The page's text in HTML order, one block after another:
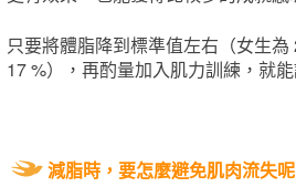
只要將體脂降到標準值左右（女生
17 %），再酌量加入肌力訓練，就
減脂時，要怎麼避免肌肉流失